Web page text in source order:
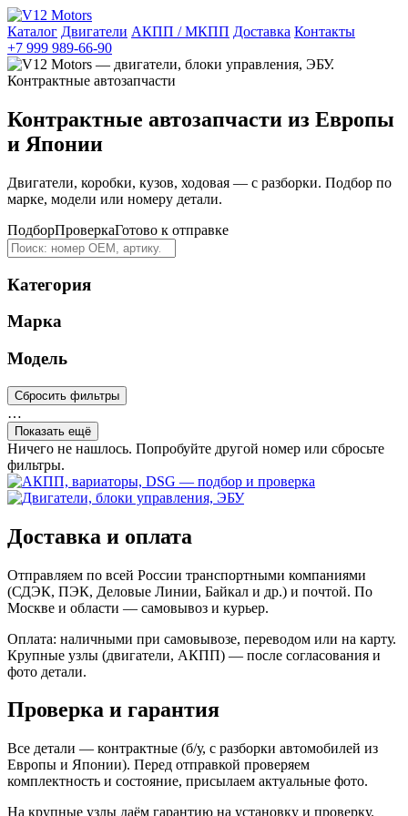
Каталог Двигатели АКПП / МКПП Доставка Контакты
+7 999 989-66-90
Контрактные автозапчасти из Европы
и Японии
Двигатели, коробки, кузов, ходовая — с разборки. Подбор по
марке, модели или номеру детали.
ПодборПроверкаГотово к отправке
Категория
Марка
Модель
Сбросить фильтры
…
Показать ещё
Ничего не нашлось. Попробуйте другой номер или сбросьте
фильтры.
Доставка и оплата
Отправляем по всей России транспортными компаниями
(СДЭК, ПЭК, Деловые Линии, Байкал и др.) и почтой. По
Москве и области — самовывоз и курьер.
Оплата: наличными при самовывозе, переводом или на карту.
Крупные узлы (двигатели, АКПП) — после согласования и
фото детали.
Проверка и гарантия
Все детали — контрактные (б/у, с разборки автомобилей из
Европы и Японии). Перед отправкой проверяем
комплектность и состояние, присылаем актуальные фото.
На крупные узлы даём гарантию на установку и проверку.